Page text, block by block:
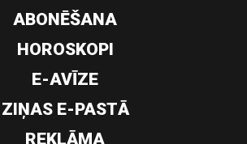
ABONĒŠANA
HOROSKOPI
E-AVĪZE
ZIŅAS E-PASTĀ
REKLĀMA